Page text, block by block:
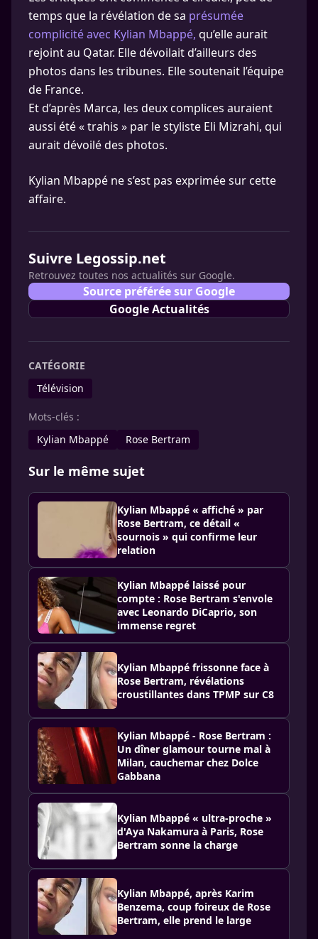
temps que la révélation de sa présumée
complicité avec Kylian Mbappé, qu’elle aurait
rejoint au Qatar. Elle dévoilait d’ailleurs des
photos dans les tribunes. Elle soutenait l’équipe
de France.
Et d’après Marca, les deux complices auraient
aussi été « trahis » par le styliste Eli Mizrahi, qui
aurait dévoilé des photos.
Kylian Mbappé ne s’est pas exprimée sur cette
affaire.
Suivre Legossip.net
Retrouvez toutes nos actualités sur Google.
Source préférée sur Google
Google Actualités
CATÉGORIE
Télévision
Mots-clés :
Kylian Mbappé
Rose Bertram
Sur le même sujet
Kylian Mbappé « affiché » par
Rose Bertram, ce détail «
sournois » qui confirme leur
relation
Kylian Mbappé laissé pour
compte : Rose Bertram s'envole
avec Leonardo DiCaprio, son
immense regret
Kylian Mbappé frissonne face à
Rose Bertram, révélations
croustillantes dans TPMP sur C8
Kylian Mbappé - Rose Bertram :
Un dîner glamour tourne mal à
Milan, cauchemar chez Dolce
Gabbana
Kylian Mbappé « ultra-proche »
d'Aya Nakamura à Paris, Rose
Bertram sonne la charge
Kylian Mbappé, après Karim
Benzema, coup foireux de Rose
Bertram, elle prend le large